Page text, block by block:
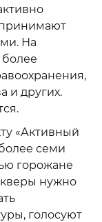
принимают
На
и других.
«Активный
семи
горожане
нужно
голосуют